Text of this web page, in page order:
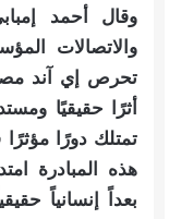
وقال أحمد
والاتصالات
تحرص إي آند
أثرًا حقيقيًا
تمتلك دورًا مؤثرًا
هذه المبادرة
بعداً إنسانياً